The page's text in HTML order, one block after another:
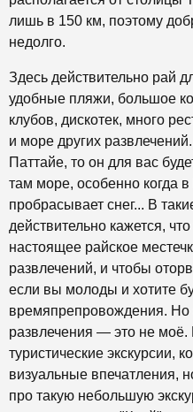
лишь в 150 км, поэтому
недолго.
Здесь действительно рай
удобные пляжи, большое
клубов, дискотек, много
и море других
Паттайе, то он для вас
там море, особенно когда
пробрасывает снег... В
действительно кажется,
настоящее райское
развлечений, и чтобы
если вы молоды и хотите
времяпрепровождения. Но
развлечения — это не моё.
туристические экскурсии,
визуальные впечатления,
про такую небольшую